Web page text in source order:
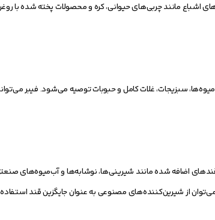
مانند چربی‌های حیوانی، کره و محصولات پخته شده با
سبزیجات، غلات کامل و حبوبات توصیه می‌شود. فیبر
اضافه شده مانند شیرینی‌ها، نوشابه‌ها و آب‌میوه‌های
از شیرین‌کننده‌های مصنوعی به عنوان جایگزین قند